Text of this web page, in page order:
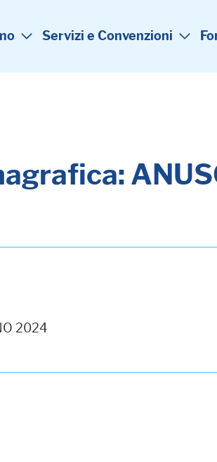
Servizi e Convenzioni
2024